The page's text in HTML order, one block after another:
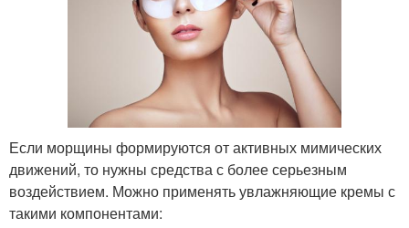
Если морщины формируются от активных мимических
движений, то нужны средства с более серьезным
воздействием. Можно применять увлажняющие кремы с
такими компонентами: